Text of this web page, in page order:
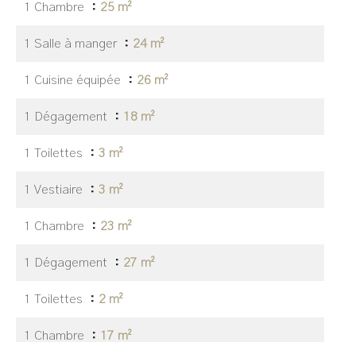
1 Chambre 25 m²
1 Salle à manger 24 m²
1 Cuisine équipée 26 m²
1 Dégagement 18 m²
1 Toilettes 3 m²
1 Vestiaire 3 m²
1 Chambre 23 m²
1 Dégagement 27 m²
1 Toilettes 2 m²
1 Chambre 17 m²